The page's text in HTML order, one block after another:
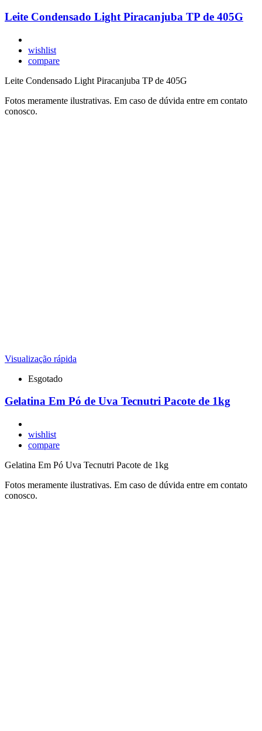
Leite Condensado Light Piracanjuba TP de 405G
wishlist
compare
Leite Condensado Light Piracanjuba TP de 405G
Fotos meramente ilustrativas. Em caso de dúvida entre em contato
conosco.
Visualização rápida
Esgotado
Gelatina Em Pó de Uva Tecnutri Pacote de 1kg
wishlist
compare
Gelatina Em Pó Uva Tecnutri Pacote de 1kg
Fotos meramente ilustrativas. Em caso de dúvida entre em contato
conosco.